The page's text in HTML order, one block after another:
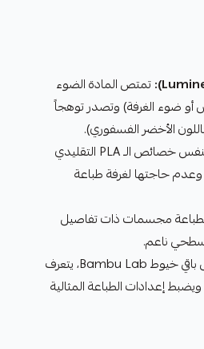
تمتص المادة الضوء
ضوء الغرفة) وتصدر توهجاً
الأخضر الفسفوري).
تمتاز بنفس خصائص الـ PLA التقليدي
حاجتها لغرفة طباعة
مجسمات ذات تفاصيل
ناعم.
مثل باقي خيوط Bambu Lab، يتعرف
ويضبط إعدادات الطباعة المثالية